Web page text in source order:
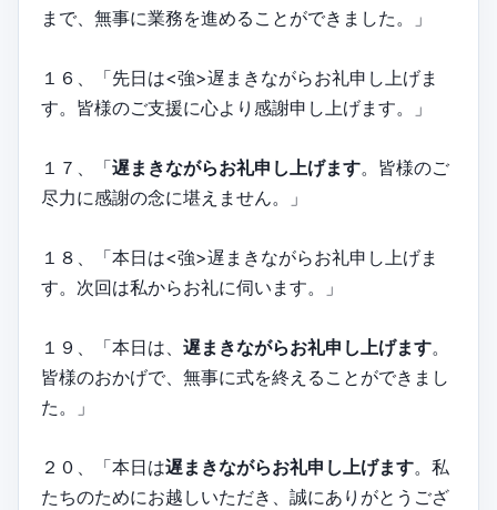
まで、無事に業務を進めることができました。」
１６、「先日は<強>遅まきながらお礼申し上げま
す。皆様のご支援に心より感謝申し上げます。」
１７、「遅まきながらお礼申し上げます。皆様のご
尽力に感謝の念に堪えません。」
１８、「本日は<強>遅まきながらお礼申し上げま
す。次回は私からお礼に伺います。」
１９、「本日は、 遅まきながらお礼申し上げます。
皆様のおかげで、無事に式を終えることができまし
た。」
２０、「本日は遅まきながらお礼申し上げます。私
たちのためにお越しいただき、誠にありがとうござ